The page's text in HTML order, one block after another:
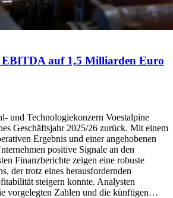
EBITDA auf 1,5 Milliarden Euro
und Technologiekonzern Voestalpine
Geschäftsjahr 2025/26 zurück. Mit einem
Ergebnis und einer angehobenen
positive Signale an den
Finanzberichte zeigen eine robuste
der trotz eines herausfordernden
steigern konnte. Analysten
vorgelegten Zahlen und die künftigen…